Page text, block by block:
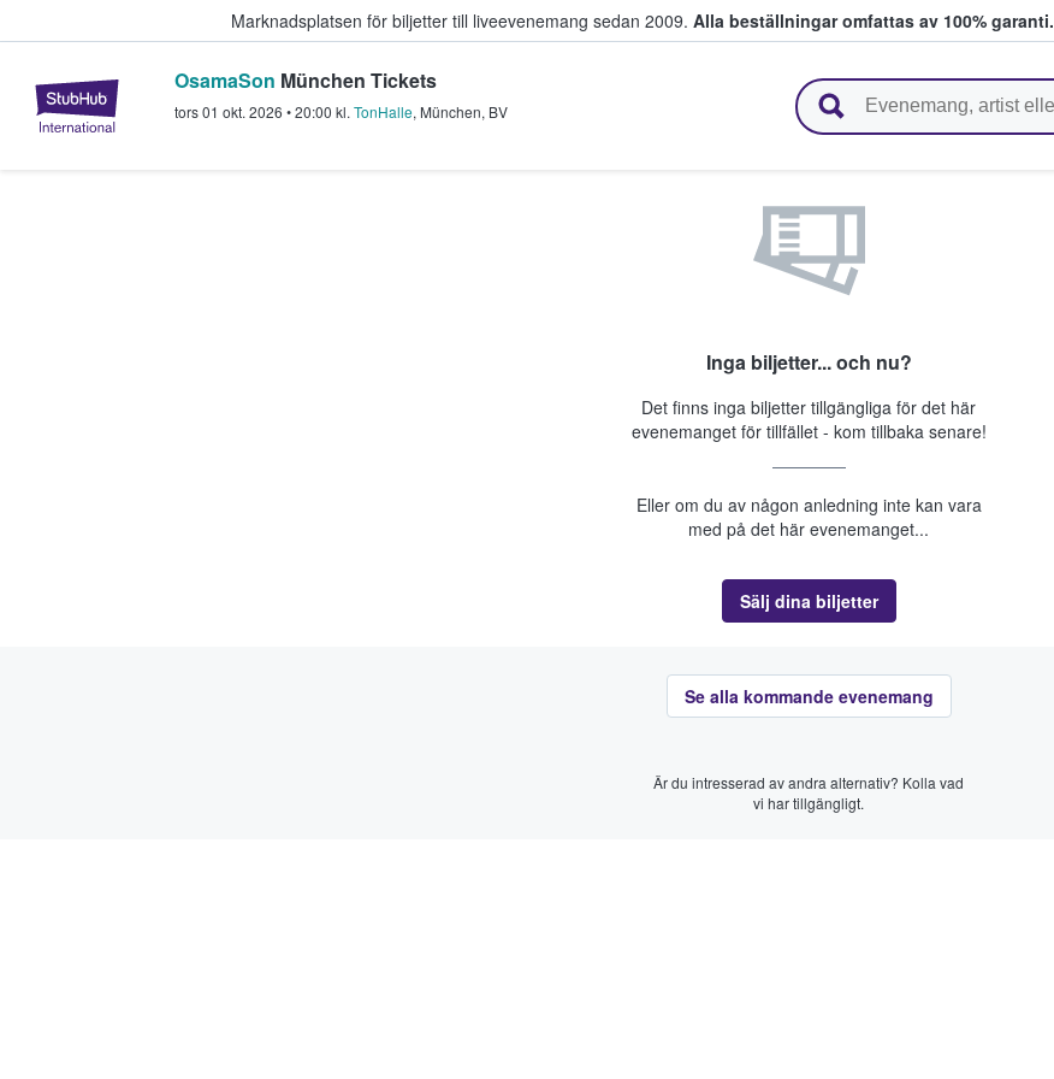
Marknadsplatsen för biljetter till liveevenemang sedan 2009. Alla beställningar omfattas av 100% garanti.
StubHub – där fans köper och säljer biljetter.
OsamaSon München Tickets
tors 01 okt. 2026 •20:00 kl. TonHalle, München, BV
Inga biljetter... och nu?
Det finns inga biljetter tillgängliga för det här
evenemanget för tillfället - kom tillbaka senare!
Eller om du av någon anledning inte kan vara
med på det här evenemanget...
Sälj dina biljetter
Se alla kommande evenemang
Är du intresserad av andra alternativ? Kolla vad
vi har tillgängligt.